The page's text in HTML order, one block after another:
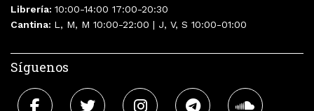
Librería: 10:00-14:00 17:00-20:30
Cantina: L, M, M 10:00-22:00 | J, V, S 10:00-01:00
Síguenos